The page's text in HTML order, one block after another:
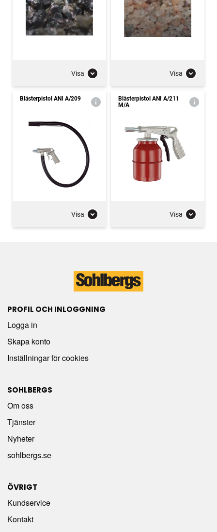
Visa Visa
Blästerpistol ANI A/209
Visa
Blästerpistol ANI A/211
M/A
Visa
PROFIL OCH INLOGGNING
Logga in
Skapa konto
Inställningar för cookies
SOHLBERGS
Om oss
Tjänster
Nyheter
sohlbergs.se
ÖVRIGT
Kundservice
Kontakt